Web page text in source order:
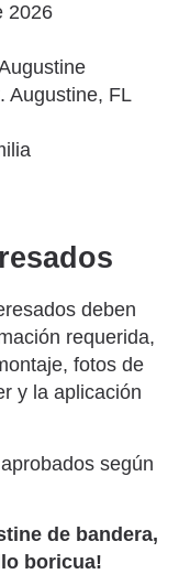
2026
Augustine, FL
deben
requerida,
fotos de
y la aplicación
según
de bandera,
boricua!